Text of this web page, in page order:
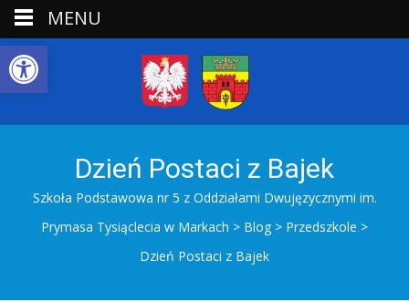
Open toolbar
Dzień Postaci z Bajek
Szkoła Podstawowa nr 5 z Oddziałami Dwujęzycznymi im.
Prymasa Tysiąclecia w Markach > Blog > Przedszkole >
Dzień Postaci z Bajek
MENU